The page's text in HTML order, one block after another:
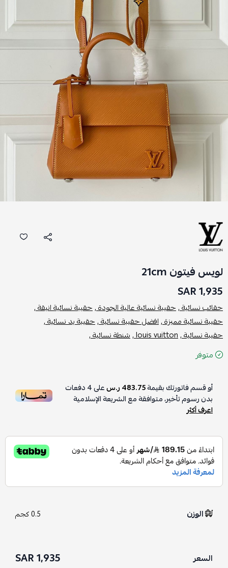
لويس فيتون 21cm
1,935 SAR
حقائب نسائية ,حقيبة نسائية عالية الجودة ,حقيبة نسائية انيقة ,
حقيبة نسائية مميزة ,افضل حقيبة نسائية ,حقيبة يد نسائية ,
حقيبة نسائية ,louis vuitton , شنطة نسائية ,
متوفر
أو قسم فاتورتك بقيمة483.75 ر.س على4دفعات
بدون رسوم تأخير، متوافقة مع الشريعة الإسلامية
اعرف أكثر
الوزن 0.5 كجم
السعر 1,935 SAR